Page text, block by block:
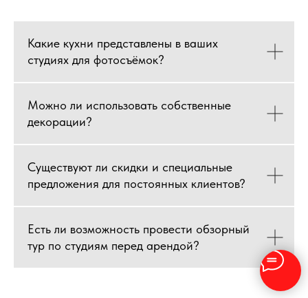
Какие кухни представлены в ваших
студиях для фотосъёмок?
Можно ли использовать собственные
декорации?
Существуют ли скидки и специальные
предложения для постоянных клиентов?
Есть ли возможность провести обзорный
тур по студиям перед арендой?